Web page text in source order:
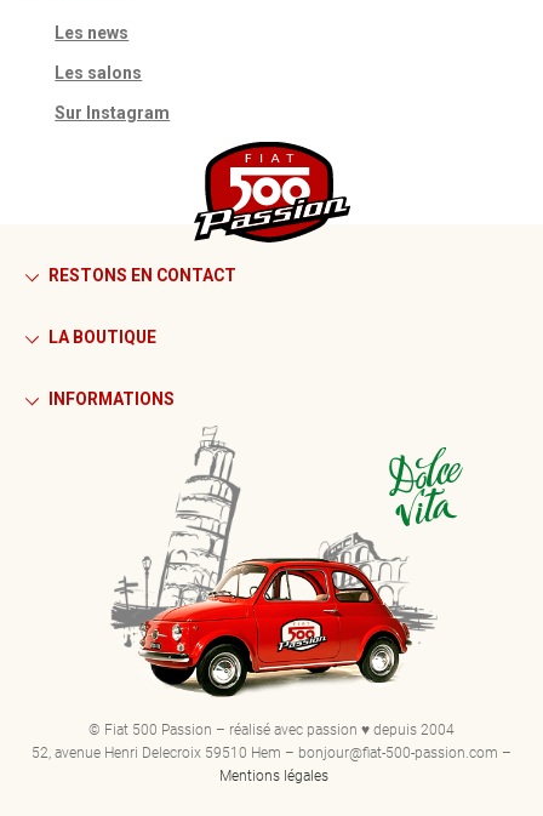
Les news
Les salons
Sur Instagram
RESTONS EN CONTACT
LA BOUTIQUE
INFORMATIONS
© Fiat 500 Passion – réalisé avec passion ♥ depuis 2004
52, avenue Henri Delecroix 59510 Hem – bonjour@fiat-500-passion.com –
Mentions légales